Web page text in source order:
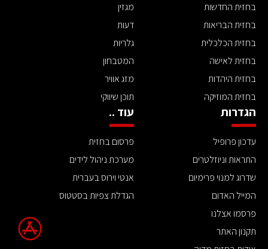
בחזית החדשות
בחזית הבריאות
בחזית הכלכלית
בחזית לאישה
בחזית היהדות
בחזית המוזיקה
מגזין
דעות
גלריות
המטבחון
מזג אוויר
תוכן שיווקי
הגדרות
עדכון פרופיל
התראות וניוזלטרים
שדרוג למנוי פרימיום
המייל האדום
פרסמו אצלנו
תקנון האתר
עוד ..
פרסום בחזית
מערכת ניהול לידים
אנטי וירוס בעברית
הגדלת צפיות בסטטוס